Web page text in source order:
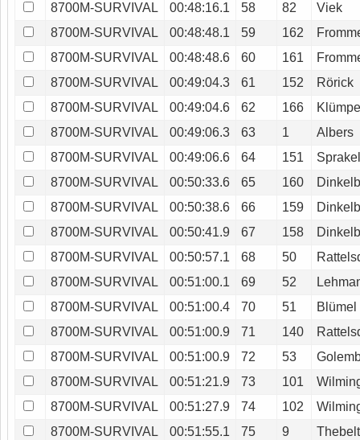
8700M-SURVIVAL
00:48:16.1 58 82
Viek
8700M-SURVIVAL
00:48:48.1 59 162
8700M-SURVIVAL
00:48:48.6 60 161
8700M-SURVIVAL
00:49:04.3 61 152
Rörick
8700M-SURVIVAL
00:49:04.6 62 166
8700M-SURVIVAL
00:49:06.3 63 1
Albers
8700M-SURVIVAL
00:49:06.6 64 151
8700M-SURVIVAL
00:50:33.6 65 160
8700M-SURVIVAL
00:50:38.6 66 159
8700M-SURVIVAL
00:50:41.9 67 158
8700M-SURVIVAL
00:50:57.1 68 50
8700M-SURVIVAL
00:51:00.1 69 52
8700M-SURVIVAL
00:51:00.4 70 51
Blümel
8700M-SURVIVAL
00:51:00.9 71 140
8700M-SURVIVAL
00:51:00.9 72 53
8700M-SURVIVAL
00:51:21.9 73 101
8700M-SURVIVAL
00:51:27.9 74 102
8700M-SURVIVAL
00:51:55.1 75 9
Thebelt